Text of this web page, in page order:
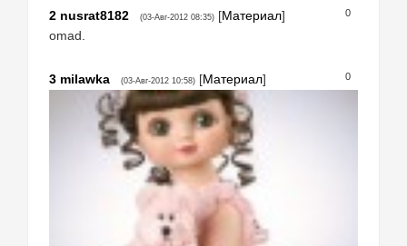
0
2 nusrat8182 (03-Авг-2012 08:35) [Материал]
omad.
0
3 milawka (03-Авг-2012 10:58) [Материал]